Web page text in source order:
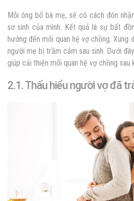
Mỗi ông bố bà mẹ, sẽ có cách đón
sơ sinh của mình. Kết quả là sự bất
hưởng đến mối quan hệ vợ chồng.
người mẹ bị trầm cảm sau sinh. Dưới
giúp cải thiện mối quan hệ vợ chồng sau
2.1. Thấu hiểu người vợ đã